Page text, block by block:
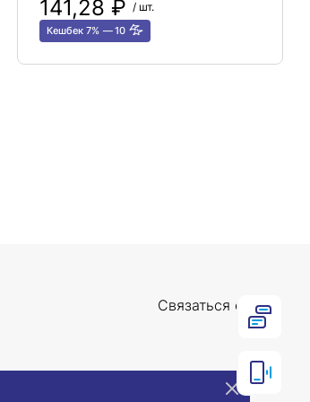
141,28 ₽ / шт.
Кешбек 7% 10
Связаться с нами